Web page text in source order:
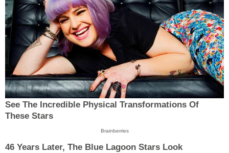
See The Incredible Physical Transformations Of
These Stars
Brainberries
46 Years Later, The Blue Lagoon Stars Look